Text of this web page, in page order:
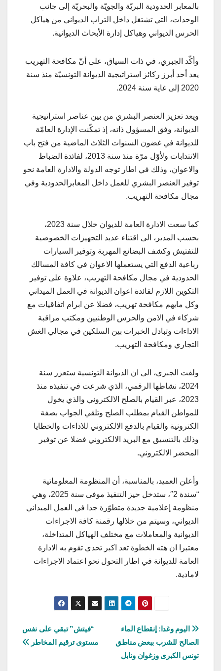
بالمعابر الحدودية البريّة والجويّة والبحريّة إلى جانب
الوحدات، التي تشتغل داخل التراب الديواني من هياكل
الحرس الديواني وهياكل إدارة الأبحاث الديوانية.
وأكّد الجبري، في ذات السياق، على أنّ مكافحة التهريب
يعد أحد أبرز ركائز استراتيجية الديوانة التونسيّة منذ سنة
2020 إلى غاية سنة 2024.
ويعد تعزيز العنصر البشري من بين عناصر استراتيجية
الديوانة، وفق المسؤول ذاته، إذ تمكّنت الإدارة العامّة
للديوانة في غضون السنوات الثلاث الماضية من فتح باب
الانتدابات ولأوّل مرّة منذ سنة 2013، لفائدة الضباط
والاعوان، وذلك في اطار توجه الدولة والادارة العامة نحو
توفير العنصر البشري للعمل داخل المعابرالحدودية وفي
مجال مكافحة التهريب.
كما سعت الادارة العامة للديوان خلال سنة 2023،
بحسب المدير، الى اقتناء عديد التجهيزات الخصوصية
للتفتيش وكشف البضائع المهربة وتوفير السيارات
رباعية الدفع التي يستعملها الاعوان في كافة المسالك
الحدودية في مجال مكافحة التهريب، علاوة على توفير
التكوين اللازم لفائدة اعوان الديوانة في العمل الميداني
وكل مايهم مكافحة تهريب، فضلا عن ابرام اتفاقيات مع
شركاء في الامن والحرس الوطنيين ومكتب مراقبة
الاداءات وتبادل الخبرات بين السلكين في مجالي الغش
التجاري ومكافحة التهريب.
ولفت الجبري، الى ان الديوانة التونسية ستعزز سنة
2024، نشاطها الرقمي، الذي شرعت في تنفيذه منذ
2023، عبر القيام بالصلح الالكتروني والذي يخول
للمواطن القيام بمطلب الصلح وتلقي الجواب بصفة
الكترونية والقيام بالدفع الالكتروني للاداءات والخطايا
وذلك بالتنسيق مع البريد الالكتروني فضلا عن توفير
المحضر الالكتروني.
وأعلن العميد، بالمناسبة، أن المنظومة المعلوماتية
“سندة 2″، ستدخل حيز التنفيذ موفى سنة 2025، وهي
منظومة إعلامية جديدة متطوّرة جدا في العمل الميداني
الديواني، وسيتم من خلالها رقمنة كافة الاجراءات
الديوانية والمعاملات مع مختلف الهياكل المتداخلة،
معتبرا ان هته الخطوة تعد اكبر تحدي تقوم به الادارة
العامة للديوانة في اطار التحول نحو اعتماد الاجراءات
لامادية.
تصفّح
المقالات
“فيتش” تبقي على نفس
مستوى ترقيم المخاطر
اليوم وغدا: إنقطاع الماء
الصالح للشرب ببعض مناطق
تونس الكبرى وزغوان ونابل